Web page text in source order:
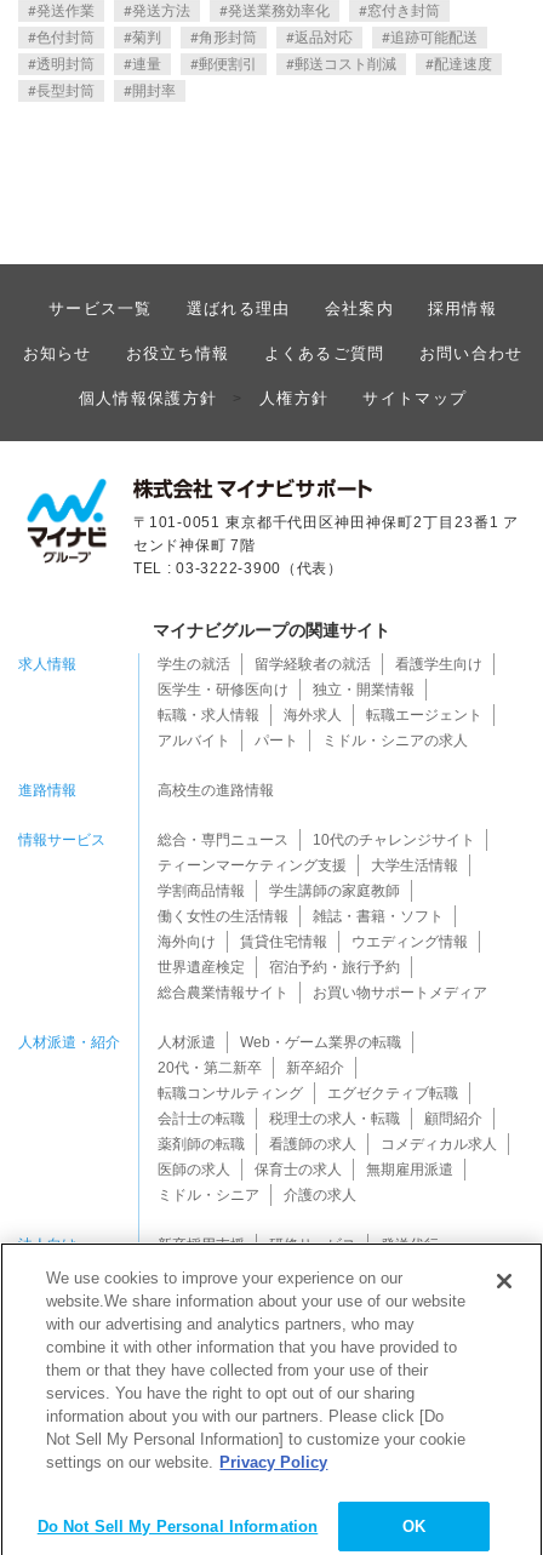
マイナビサポートなら 発送代行業務
サポート！
お問い合わせ・お見積り 資料ダウンロード（無料）
発送作業
発送方法 発送業務効率化
窓付き封筒
色付封筒
菊判 角形封筒 返品対応
追跡可能配送
透明封筒
連量 郵便割引 郵送コスト削減
配達速度
長型封筒
開封率
サービス一覧 選ばれる理由 会社案内 採用情報
お知らせ お役立ち情報 よくあるご質問 お問い合わせ
個人情報保護方針 > 人権方針 サイトマップ
〒101-0051 東京都千代田区神田神保町2丁目23番1 ア
センド神保町 7階
TEL : 03-3222-3900（代表）
マイナビグループの関連サイト
求人情報 学生の就活 留学経験者の就活
看護学生向け
医学生・研修医向け
独立・開業情報
転職・求人情報
海外求人
転職エージェント
アルバイト
パート ミドル・シニアの求人
進路情報 高校生の進路情報
情報サービス 総合・専門ニュース
10代のチャレンジサイト
ティーンマーケティング支援
大学生活情報
学割商品情報
学生講師の家庭教師
働く女性の生活情報
雑誌・書籍・ソフト
海外向け
賃貸住宅情報
ウエディング情報
世界遺産検定
宿泊予約・旅行予約
総合農業情報サイト
お買い物サポートメディア
人材派遣・紹介 人材派遣
Web・ゲーム業界の転職
20代・第二新卒
新卒紹介
転職コンサルティング
エグゼクティブ転職
会計士の転職
税理士の求人・転職
顧問紹介
薬剤師の転職
看護師の求人
コメディカル求人
医師の求人
保育士の求人
無期雇用派遣
ミドル・シニア
介護の求人
法人向け 新卒採用支援 研修サービス 発送代行
Copyright © Mynavi Support Corporation All rights reserved.
We use cookies to improve your experience on our
website.We share information about your use of our website
with our advertising and analytics partners, who may
combine it with other information that you have provided to
them or that they have collected from your use of their
services. You have the right to opt out of our sharing
information about you with our partners. Please click [Do
Not Sell My Personal Information] to customize your cookie
settings on our website. Privacy Policy
Do Not Sell My Personal Information OK